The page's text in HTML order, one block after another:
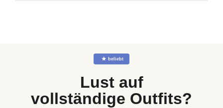
☆ beliebt
Lust auf
vollständige Outfits?